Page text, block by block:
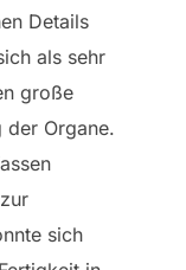
Details
als sehr
große
der Organe.
sich